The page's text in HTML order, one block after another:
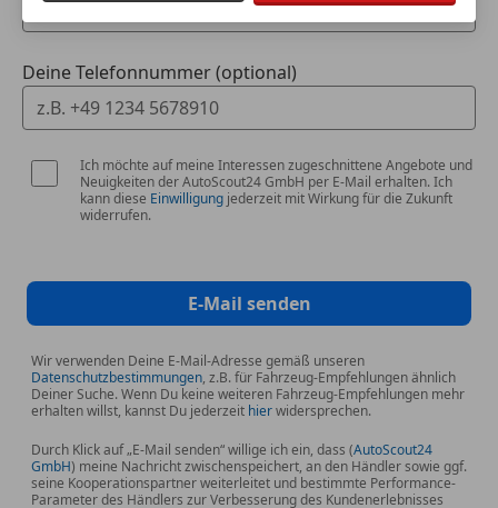
Deine Telefonnummer (optional)
Ich möchte auf meine Interessen zugeschnittene Angebote und
Neuigkeiten der AutoScout24 GmbH per E-Mail erhalten. Ich
kann diese Einwilligung jederzeit mit Wirkung für die Zukunft
widerrufen.
E-Mail senden
Wir verwenden Deine E-Mail-Adresse gemäß unseren
Datenschutzbestimmungen, z.B. für Fahrzeug-Empfehlungen ähnlich
Deiner Suche. Wenn Du keine weiteren Fahrzeug-Empfehlungen mehr
erhalten willst, kannst Du jederzeit hierwidersprechen.
Durch Klick auf „E-Mail senden“ willige ich ein, dass (AutoScout24
GmbH) meine Nachricht zwischenspeichert, an den Händler sowie ggf.
seine Kooperationspartner weiterleitet und bestimmte Performance-
Parameter des Händlers zur Verbesserung des Kundenerlebnisses